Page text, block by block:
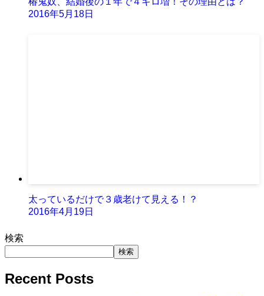
2016年5月18日
太っているだけで３歳老けて見える！？
2016年4月19日
検索
検索
Recent Posts